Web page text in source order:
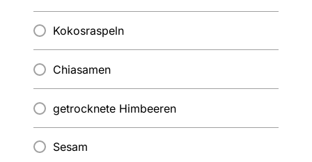
Kokosraspeln
Chiasamen
getrocknete Himbeeren
Sesam